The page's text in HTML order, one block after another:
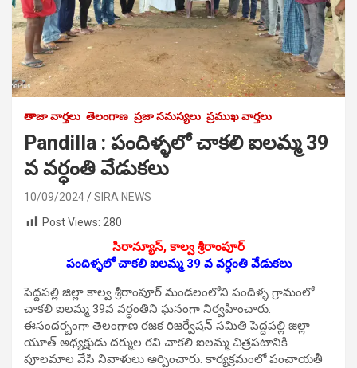
తాజా వార్తలు తెలంగాణ ప్రజా సమస్యలు ప్రముఖ వార్తలు
Pandilla : పందిళ్ళలో చాకలి ఐలమ్మ 39
వ వర్ధంతి వేడుకలు
10/09/2024
SIRA NEWS
Post Views: 280
సిరాన్యూస్, కాల్వ శ్రీరాంపూర్
పందిళ్ళలో చాకలి ఐలమ్మ 39 వ వర్ధంతి వేడుకలు
పెద్దపల్లి జిల్లా కాల్వ శ్రీరాంపూర్ మండలంలోని పందిళ్ళ గ్రామంలో
చాకలి ఐలమ్మ 39వ వర్ధంతిని ఘ‌నంగా నిర్వ‌హించారు.
ఈసంద‌ర్బంగా తెలంగాణ రజక రిజర్వేషన్ సమితి పెద్దపల్లి జిల్లా
యూత్ అధ్యక్షుడు దర్ముల రవి చాక‌లి ఐల‌మ్మ‌ చిత్రపటానికి
పూలమాల వేసి నివాళులు అర్పించారు. కార్యక్రమంలో పంచాయతీ